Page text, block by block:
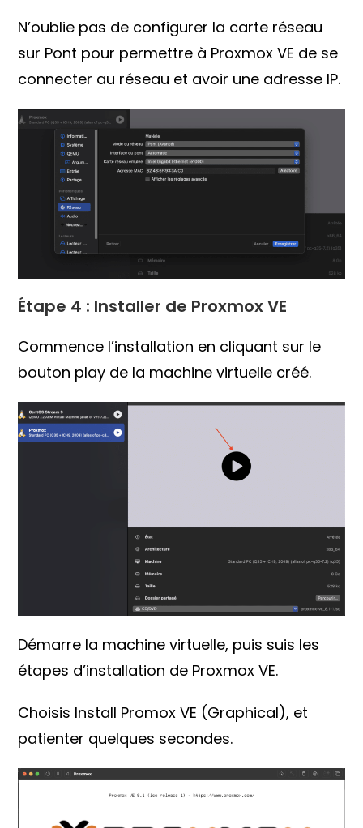
N’oublie pas de configurer la carte réseau
sur Pont pour permettre à Proxmox VE de se
connecter au réseau et avoir une adresse IP.
Étape 4 : Installer de Proxmox VE
Commence l’installation en cliquant sur le
bouton play de la machine virtuelle créé.
Démarre la machine virtuelle, puis suis les
étapes d’installation de Proxmox VE.
Choisis Install Promox VE (Graphical), et
patienter quelques secondes.